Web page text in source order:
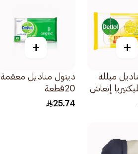
+
مبللة
إنعاش
+
ديتول مناديل معقمة
20قطعة
25.74